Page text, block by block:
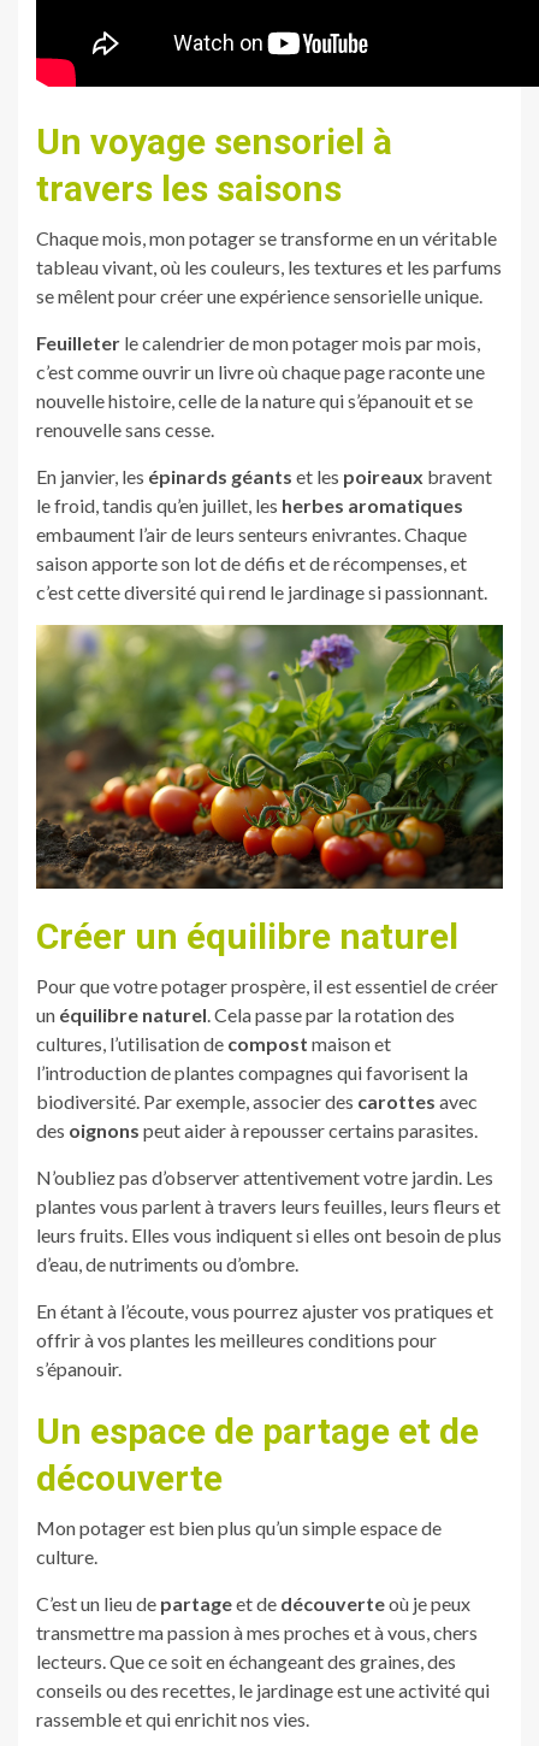
Un voyage sensoriel à
travers les saisons
Chaque mois, mon potager se transforme en un véritable
tableau vivant, où les couleurs, les textures et les parfums
se mêlent pour créer une expérience sensorielle unique.
Feuilleter le calendrier de mon potager mois par mois,
c’est comme ouvrir un livre où chaque page raconte une
nouvelle histoire, celle de la nature qui s’épanouit et se
renouvelle sans cesse.
En janvier, les épinards géants et les poireaux bravent
le froid, tandis qu’en juillet, les herbes aromatiques
embaument l’air de leurs senteurs enivrantes. Chaque
saison apporte son lot de défis et de récompenses, et
c’est cette diversité qui rend le jardinage si passionnant.
Créer un équilibre naturel
Pour que votre potager prospère, il est essentiel de créer
un équilibre naturel . Cela passe par la rotation des
cultures, l’utilisation de compost maison et
l’introduction de plantes compagnes qui favorisent la
biodiversité. Par exemple, associer des carottes avec
des oignons peut aider à repousser certains parasites.
N’oubliez pas d’observer attentivement votre jardin. Les
plantes vous parlent à travers leurs feuilles, leurs fleurs et
leurs fruits. Elles vous indiquent si elles ont besoin de plus
d’eau, de nutriments ou d’ombre.
En étant à l’écoute, vous pourrez ajuster vos pratiques et
offrir à vos plantes les meilleures conditions pour
s’épanouir.
Un espace de partage et de
découverte
Mon potager est bien plus qu’un simple espace de
culture.
C’est un lieu de partageet de découverteoù je peux
transmettre ma passion à mes proches et à vous, chers
lecteurs. Que ce soit en échangeant des graines, des
conseils ou des recettes, le jardinage est une activité qui
rassemble et qui enrichit nos vies.